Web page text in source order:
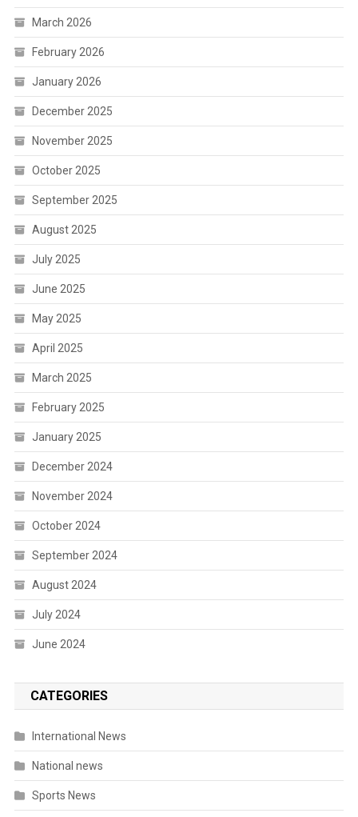
March 2026
February 2026
January 2026
December 2025
November 2025
October 2025
September 2025
August 2025
July 2025
June 2025
May 2025
April 2025
March 2025
February 2025
January 2025
December 2024
November 2024
October 2024
September 2024
August 2024
July 2024
June 2024
CATEGORIES
International News
National news
Sports News